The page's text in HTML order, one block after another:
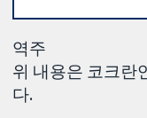
역주
위 내용은 코크란
다.